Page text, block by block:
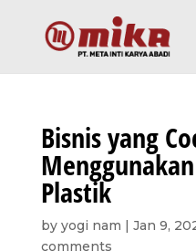
Bisnis yang
Plastik
by yogi nam | Jan 9,
comments